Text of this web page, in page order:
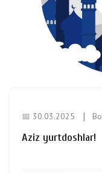
📅 30.03.2025
Aziz yurtdoshlar!